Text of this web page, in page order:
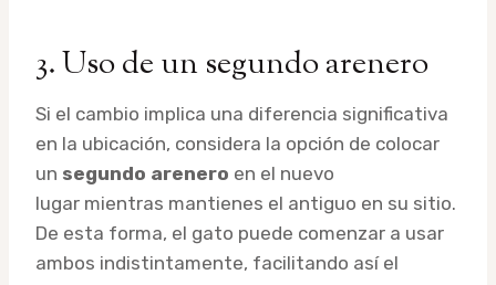
3. Uso de un segundo arenero
Si el cambio implica una diferencia significativa
en la ubicación, considera la opción de colocar
un segundo arenero en el nuevo
lugar mientras mantienes el antiguo en su sitio.
De esta forma, el gato puede comenzar a usar
ambos indistintamente, facilitando así el